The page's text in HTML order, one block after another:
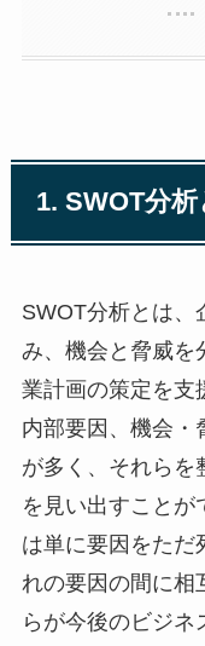
1. SWOT分
SWOT分析とは、
み、機会と脅威を
業計画の策定を支
内部要因、機会・
が多く、それらを
を見い出すことが
は単に要因をただ
れの要因の間に相
らが今後のビジネ